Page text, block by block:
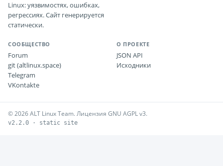
Linux: уязвимостях, ошибках,
регрессиях. Сайт генерируется
статически.
СООБЩЕСТВО
Forum
git (altlinux.space)
Telegram
VKontakte
О ПРОЕКТЕ
JSON API
Исходники
© 2026 ALT Linux Team. Лицензия GNU AGPL v3.
v2.2.0 · static site